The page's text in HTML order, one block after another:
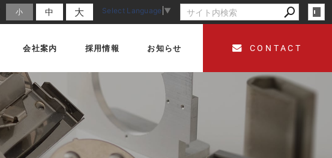
Select Language ▼
小 中 大
会社案内 採用情報 お知らせ CONTACT